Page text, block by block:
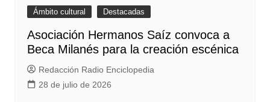
Ámbito cultural Destacadas
Asociación Hermanos Saíz convoca a
Beca Milanés para la creación escénica
Redacción Radio Enciclopedia
28 de julio de 2026